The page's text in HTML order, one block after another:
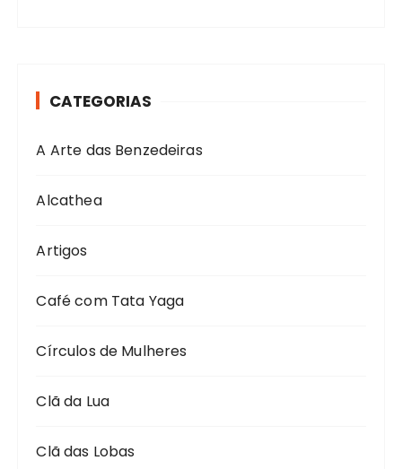
CATEGORIAS
A Arte das Benzedeiras
Alcathea
Artigos
Café com Tata Yaga
Círculos de Mulheres
Clã da Lua
Clã das Lobas